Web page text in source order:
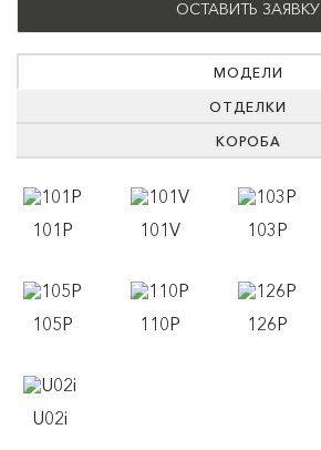
ОСТАВИТЬ ЗАЯВКУ
МОДЕЛИ
ОТДЕЛКИ
КОРОБА
101P 101V 103P
105P 110P 126P
U02i